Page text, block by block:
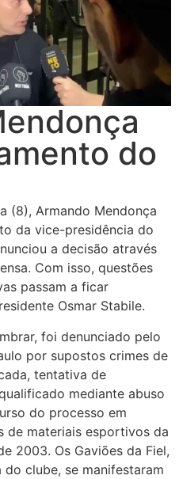
do
(8), Armando Mendonça
da vice-presidência do
a decisão através
Com isso, questões
passam a ficar
Osmar Stabile.
foi denunciado pelo
por supostos crimes de
tentativa de
mediante abuso
do processo em
de materiais esportivos da
2003. Os Gaviões da Fiel,
clube, se manifestaram